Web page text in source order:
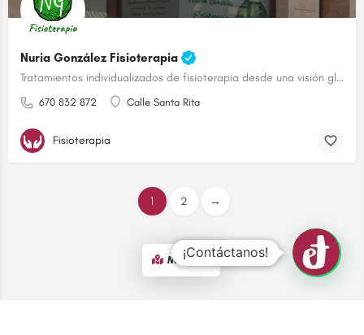
Nuria González Fisioterapia
Tratamientos individualizados de fisioterapia desde una visión global
670 832 872 Calle Santa Rita
Fisioterapia
1 2 →
Map view
¡Contáctanos!